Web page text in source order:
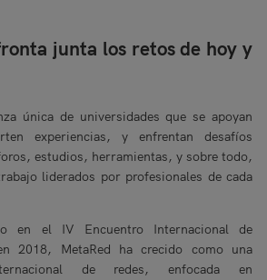
junta los retos de hoy y
única de universidades que se apoyan
experiencias, y enfrentan desafíos
estudios, herramientas, y sobre todo,
liderados por profesionales de cada
en el IV Encuentro Internacional de
2018, MetaRed ha crecido como una
de redes, enfocada en